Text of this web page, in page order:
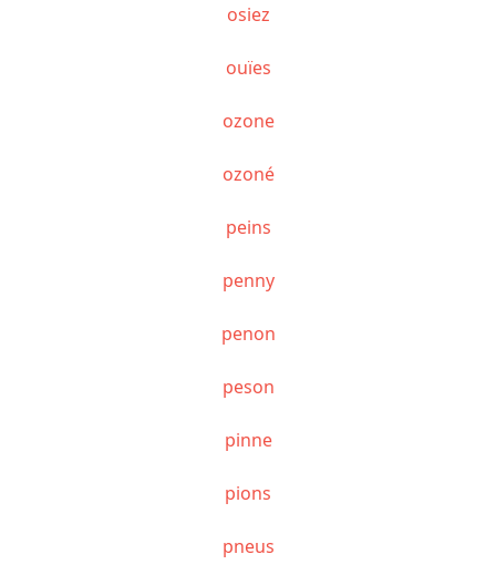
osiez
ouïes
ozone
ozoné
peins
penny
penon
peson
pinne
pions
pneus